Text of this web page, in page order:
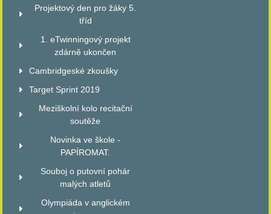
Projektový den pro žáky 5.
tříd
1. eTwinningový projekt
zdárně ukončen
Cambridgeské zkoušky
Target Sprint 2019
Meziškolní kolo recitační
soutěže
Novinka ve škole -
PAPÍROMAT.
Souboj o putovní pohár
malých atletů
Olympiáda v anglickém